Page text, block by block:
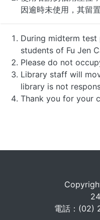
因逾時未使用，其留
During midterm test
students of Fu Jen
Please do not
Library staff will
library is not
Thank you for your
電話：(02)